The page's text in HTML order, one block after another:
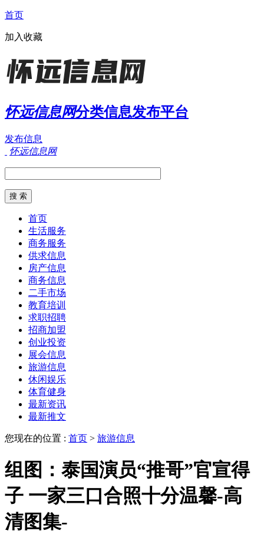
首页
加入收藏
怀远信息网分类信息发布平台
发布信息
怀远信息网
首页
生活服务
商务服务
供求信息
房产信息
商务信息
二手市场
教育培训
求职招聘
招商加盟
创业投资
展会信息
旅游信息
休闲娱乐
体育健身
最新资讯
最新推文
您现在的位置 : 首页 > 旅游信息
组图：泰国演员“推哥”官宣得
子 一家三口合照十分温馨-高
清图集-